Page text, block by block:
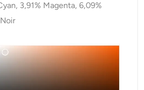
3,91% Magenta, 6,09%